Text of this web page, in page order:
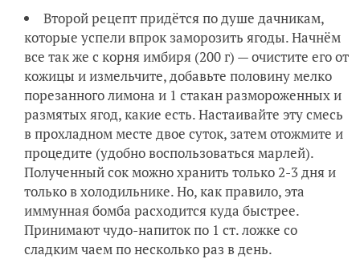
Второй рецепт придётся по душе дачникам,
которые успели впрок заморозить ягоды. Начнём
все так же с корня имбиря (200 г) — очистите его от
кожицы и измельчите, добавьте половину мелко
порезанного лимона и 1 стакан размороженных и
размятых ягод, какие есть. Настаивайте эту смесь
в прохладном месте двое суток, затем отожмите и
процедите (удобно воспользоваться марлей).
Полученный сок можно хранить только 2-3 дня и
только в холодильнике. Но, как правило, эта
иммунная бомба расходится куда быстрее.
Принимают чудо-напиток по 1 ст. ложке со
сладким чаем по несколько раз в день.